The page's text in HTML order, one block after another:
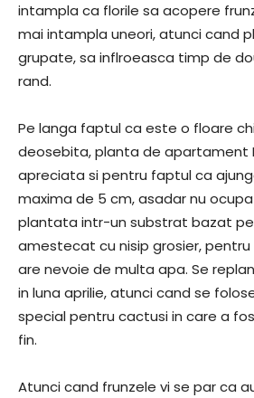
intampla ca florile sa acopere
mai intampla uneori, atunci cand
grupate, sa inflroeasca timp de
rand.
Pe langa faptul ca este o floare
deosebita, planta de apartament
apreciata si pentru faptul ca
maxima de 5 cm, asadar nu
plantata intr-un substrat bazat
amestecat cu nisip grosier,
are nevoie de multa apa. Se
in luna aprilie, atunci cand se
special pentru cactusi in care a
fin.
Atunci cand frunzele vi se par ca